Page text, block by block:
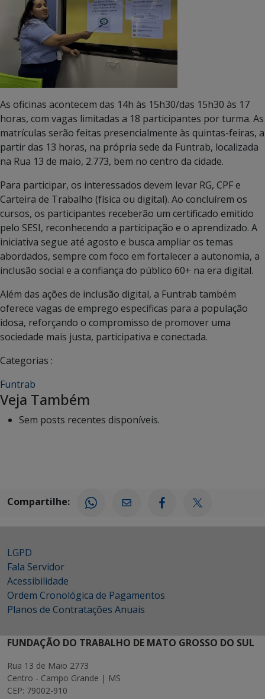
As oficinas acontecem das 14h às 15h30/das 15h30 às 17
horas, com vagas limitadas a 18 participantes por turma. As
matrículas serão feitas presencialmente às quintas-feiras, a
partir das 13 horas, na própria sede da Funtrab, localizada
na Rua 13 de maio, 2.773, bem no centro da cidade.
Para participar, os interessados devem levar RG, CPF e
Carteira de Trabalho (física ou digital). Ao concluírem os
cursos, os participantes receberão um certificado emitido
pelo SESI, reconhecendo a participação e o aprendizado. A
iniciativa segue até agosto e busca ampliar os temas
abordados, sempre com foco em fortalecer a autonomia, a
inclusão social e a confiança do público 60+ na era digital.
Além das ações de inclusão digital, a Funtrab também
oferece vagas de emprego específicas para a população
idosa, reforçando o compromisso de promover uma
sociedade mais justa, participativa e conectada.
Categorias :
Funtrab
Veja Também
Sem posts recentes disponíveis.
Compartilhe:
LGPD
Fala Servidor
Acessibilidade
Ordem Cronológica de Pagamentos
Planos de Contratações Anuais
FUNDAÇÃO DO TRABALHO DE MATO GROSSO DO SUL
Rua 13 de Maio 2773
Centro - Campo Grande | MS
CEP: 79002-910